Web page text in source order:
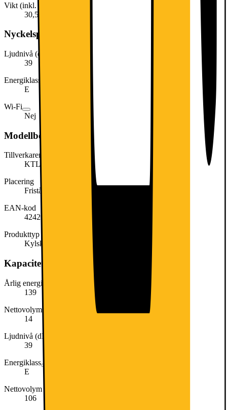
Vikt (inkl. emballage)
30,5 kg
Nyckelspecifikation
Ljudnivå (dB)
39
Energiklass
E
Wi-Fi
Nej
Modellbeskrivning
Tillverkarens artikelnummer
KTL15NWEB
Placering
Fristående
EAN-kod
4242005424795
Produkttyp
Kylskåp
Kapacitet, förbrukning och strömförsörjning
Årlig energiförbrukning (kWh/år)
139
Nettovolym frys (liter)
14
Ljudnivå (dB)
39
Energiklass
E
Nettovolym (liter)
106